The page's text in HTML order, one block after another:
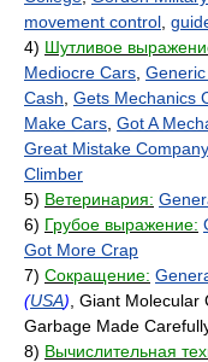
movement control
4) Шутливое
Mediocre Cars
Cash Gets Mechanics
Make Cars Got A
Great Mistake Company
Climber
5) Ветеринария:
6) Грубое выражение:
Got More Crap
7) Сокращение:
(USA) , Giant
Garbage Made
8) Вычислительная